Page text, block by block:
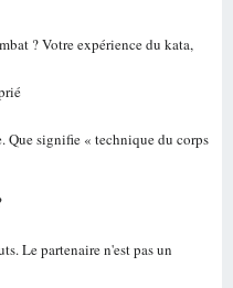
? Votre expérience du kata,
Que signifie « technique du corps
Le partenaire n'est pas un